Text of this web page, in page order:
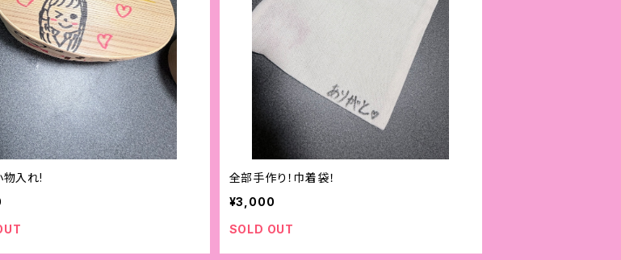
物入れ!
全部手作り！巾着袋！
¥3,000
SOLD OUT